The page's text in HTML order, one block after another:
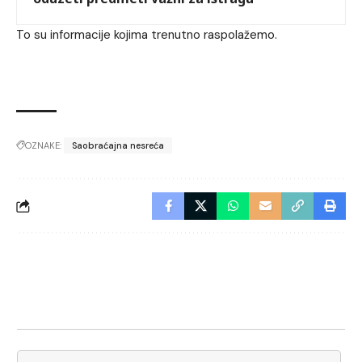
To su informacije kojima trenutno raspolažemo.
OZNAKE: Saobraćajna nesreća